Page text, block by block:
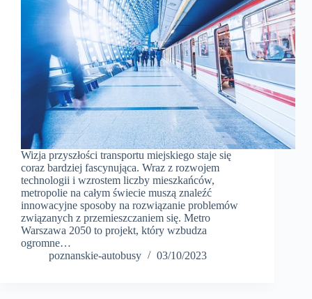
Wizja przyszłości transportu miejskiego staje się
coraz bardziej fascynująca. Wraz z rozwojem
technologii i wzrostem liczby mieszkańców,
metropolie na całym świecie muszą znaleźć
innowacyjne sposoby na rozwiązanie problemów
związanych z przemieszczaniem się. Metro
Warszawa 2050 to projekt, który wzbudza
ogromne…
poznanskie-autobusy
03/10/2023